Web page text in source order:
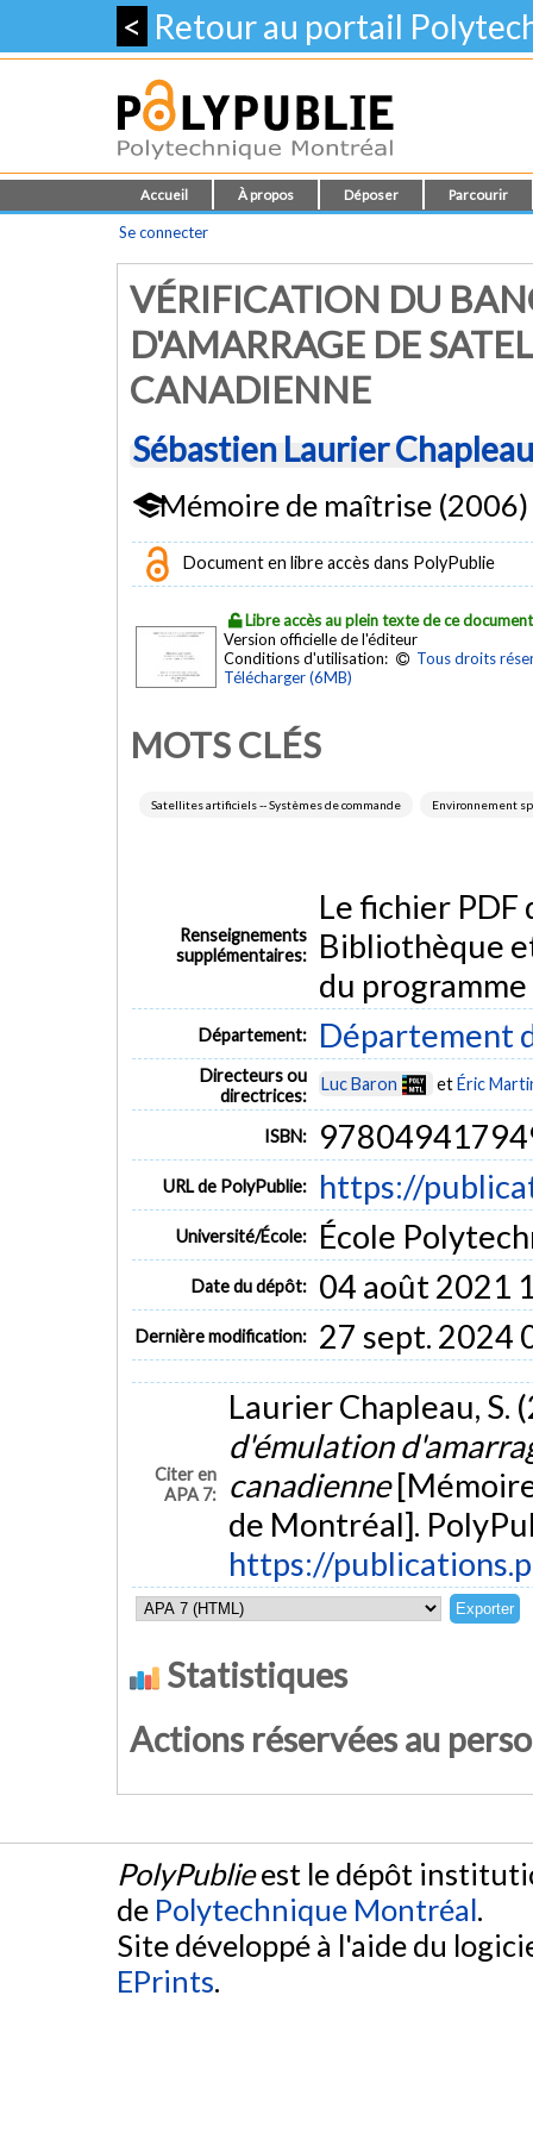
< Retour au portail
Accueil À propos Déposer Parcourir
Se connecter
VÉRIFICATION DU
D'AMARRAGE DE
CANADIENNE
Sébastien Laurier Chapleau
Mémoire de maîtrise (2006)
Document en libre accès dans PolyPublie
Libre accès au plein texte de ce document
Version officielle de l'éditeur
Conditions d'utilisation:
Tous droits
Télécharger (6MB)
MOTS CLÉS
Satellites artificiels -- Systèmes de commande Environnement
Renseignements
supplémentaires:
Le fichier
Bibliothèque
du programme
Département: Département
Directeurs ou
directrices:
Luc Baron etÉric
ISBN:
URL de PolyPublie: https://
Université/École: École
Date du dépôt: 04 août 2021
Dernière modification: 27 sept. 2024
Citer en
APA 7:
Laurier Chapleau, S.
d'émulation
canadienne
de Montréal].
https://
Statistiques
Actions réservées au
PolyPublieest le dépôt
de Polytechnique Montréal.
Site développé à l'aide du
EPrints.